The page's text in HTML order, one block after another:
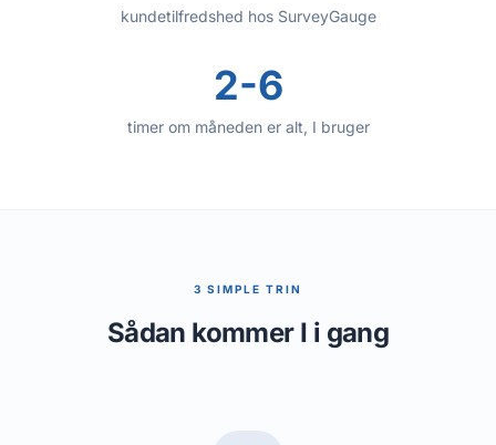
kundetilfredshed hos SurveyGauge
2-6
timer om måneden er alt, I bruger
3 SIMPLE TRIN
Sådan kommer I i gang